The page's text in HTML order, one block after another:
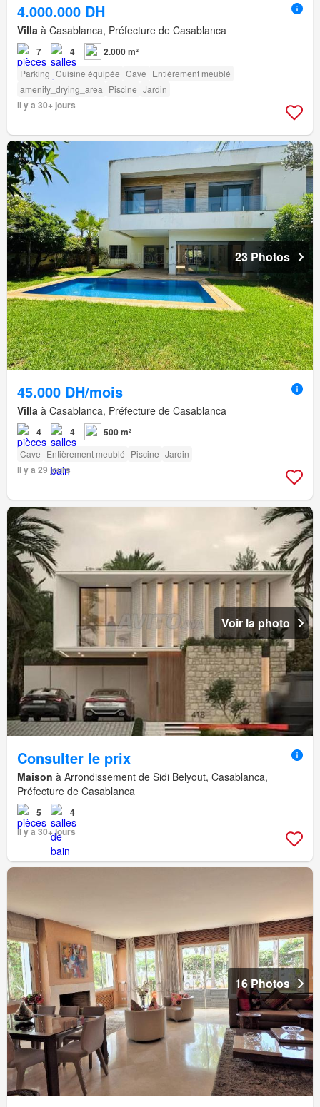
4.000.000 DH
Villa à Casablanca, Préfecture de Casablanca
7 4 2.000 m²
Parking Cuisine équipée Cave Entièrement meublé
amenity_drying_area Piscine Jardin
Il y a 30+ jours
23 Photos
45.000 DH/mois
Villa à Casablanca, Préfecture de Casablanca
4 4 500 m²
Cave Entièrement meublé Piscine Jardin
Il y a 29 jours
Voir la photo
Consulter le prix
Maison à Arrondissement de Sidi Belyout, Casablanca,
Préfecture de Casablanca
5
4
Il y a 30+ jours
16 Photos